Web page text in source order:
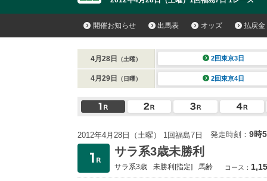
開催お知らせ 出馬表 オッズ 払戻金
4月28日 （土曜） 2回東京3日
4月29日 （日曜） 2回東京4日
2012年4月28日（土曜） 1回福島7日 発走時刻： 9時
サラ系3歳未勝利
サラ系3歳 未勝利[指定] 馬齢 コース：